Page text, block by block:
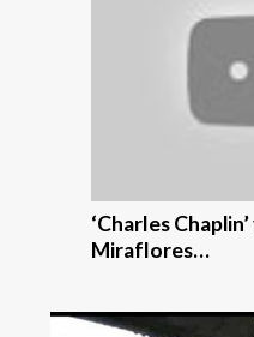
‘Charles
Miraflores…